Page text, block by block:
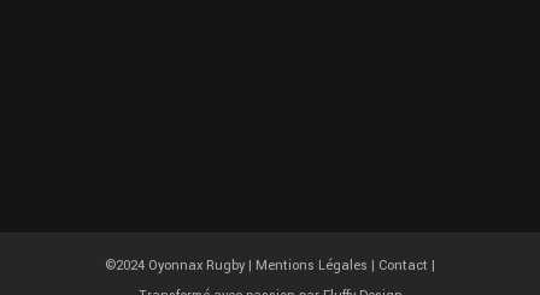
©2024 Oyonnax Rugby | Mentions Légales | Contact |